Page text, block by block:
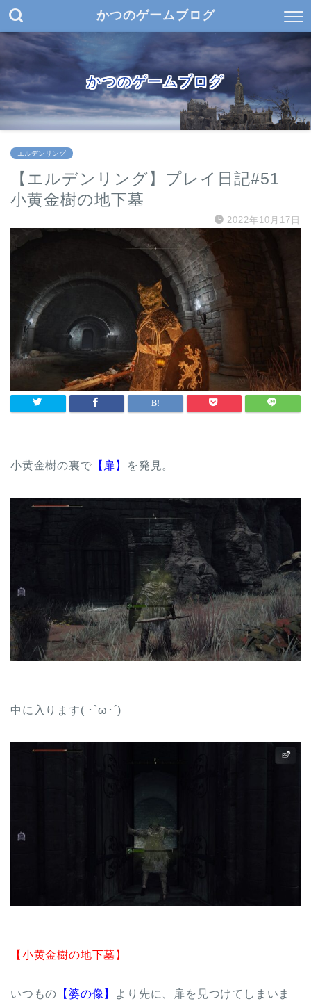
かつのゲームブログ
かつのゲームブログ
エルデンリング
【エルデンリング】プレイ日記#51
小黄金樹の地下墓
2022年10月17日
小黄金樹の裏で 【扉】 を発見。
中に入ります( ･`ω･´)
【小黄金樹の地下墓】
いつもの 【婆の像】
より先に、扉を見つけてしまいま